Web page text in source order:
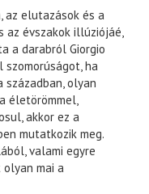
az elutazások és a
az évszakok illúziójáé,
a darabról Giorgio
szomorúságot, ha
olyan
életörömmel,
akkor ez a
mutatkozik meg.
valami egyre
mai a